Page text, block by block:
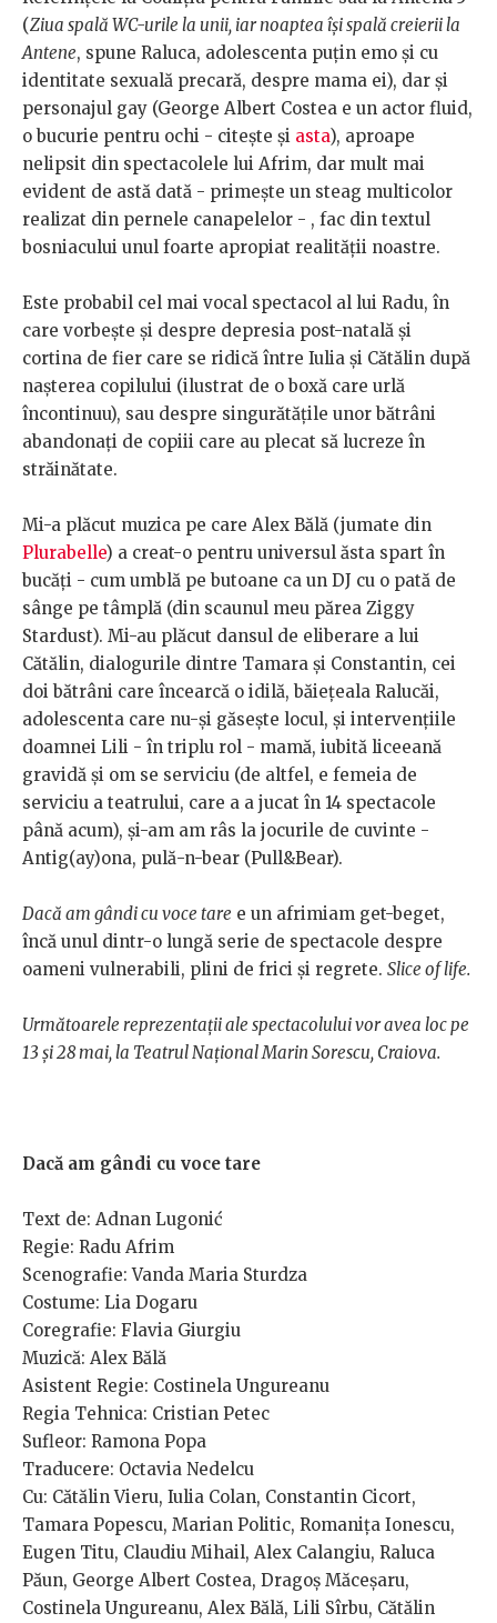
(Ziua spală WC-urile la unii, iar noaptea își spală creierii la
Antene, spune Raluca, adolescenta puțin emo și cu
identitate sexuală precară, despre mama ei), dar și
personajul gay (George Albert Costea e un actor fluid,
o bucurie pentru ochi - citește și asta), aproape
nelipsit din spectacolele lui Afrim, dar mult mai
evident de astă dată - primește un steag multicolor
realizat din pernele canapelelor - , fac din textul
bosniacului unul foarte apropiat realității noastre.
Este probabil cel mai vocal spectacol al lui Radu, în
care vorbește și despre depresia post-natală și
cortina de fier care se ridică între Iulia și Cătălin după
nașterea copilului (ilustrat de o boxă care urlă
încontinuu), sau despre singurătățile unor bătrâni
abandonați de copiii care au plecat să lucreze în
străinătate.
Mi-a plăcut muzica pe care Alex Bălă (jumate din
Plurabelle) a creat-o pentru universul ăsta spart în
bucăți - cum umblă pe butoane ca un DJ cu o pată de
sânge pe tâmplă (din scaunul meu părea Ziggy
Stardust). Mi-au plăcut dansul de eliberare a lui
Cătălin, dialogurile dintre Tamara și Constantin, cei
doi bătrâni care încearcă o idilă, băiețeala Ralucăi,
adolescenta care nu-și găsește locul, și intervențiile
doamnei Lili - în triplu rol - mamă, iubită liceeană
gravidă și om se serviciu (de altfel, e femeia de
serviciu a teatrului, care a a jucat în 14 spectacole
până acum), și-am am râs la jocurile de cuvinte -
Antig(ay)ona, pulă-n-bear (Pull&Bear).
Dacă am gândi cu voce tare e un afrimiam get-beget,
încă unul dintr-o lungă serie de spectacole despre
oameni vulnerabili, plini de frici și regrete. Slice of life.
Următoarele reprezentații ale spectacolului vor avea loc pe
13 și 28 mai, la Teatrul Național Marin Sorescu, Craiova.
Dacă am gândi cu voce tare
Text de: Adnan Lugonić
Regie: Radu Afrim
Scenografie: Vanda Maria Sturdza
Costume: Lia Dogaru
Coregrafie: Flavia Giurgiu
Muzică: Alex Bălă
Asistent Regie: Costinela Ungureanu
Regia Tehnica: Cristian Petec
Sufleor: Ramona Popa
Traducere: Octavia Nedelcu
Cu: Cătălin Vieru, Iulia Colan, Constantin Cicort,
Tamara Popescu, Marian Politic, Romanița Ionescu,
Eugen Titu, Claudiu Mihail, Alex Calangiu, Raluca
Păun, George Albert Costea, Dragoș Măceșaru,
Costinela Ungureanu, Alex Bălă, Lili Sîrbu, Cătălin